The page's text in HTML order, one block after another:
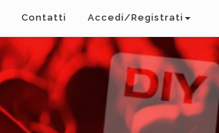
Contatti Accedi/Registrati